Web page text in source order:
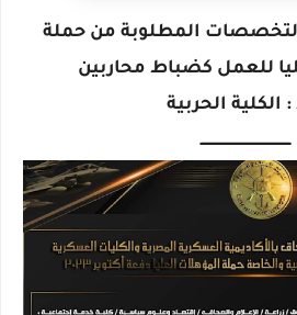
المطلوبة من حملة
للعمل كضباط محاربين
: الكلية الحربية
ـــــــــــــــــــــــــــــــــــــــــ